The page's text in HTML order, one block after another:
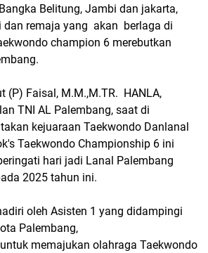
Belitung, Jambi dan jakarta,
dan remaja yang akan berlaga di
champion 6 merebutkan
(P) Faisal, M.M.,M.TR. HANLA,
TNI AL Palembang, saat di
kejuaraan Taekwondo Danlanal
Taekwondo Championship 6 ini
hari jadi Lanal Palembang
2025 tahun ini.
oleh Asisten 1 yang didampingi
Palembang,
memajukan olahraga Taekwondo